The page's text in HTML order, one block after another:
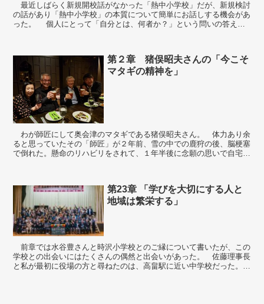
最近しばらく新規開校話がなかった「熱中小学校」だが、新規検討
の話があり「熱中小学校」の本質について簡単にお話しする機会があ
った。 個人にとって「自分とは、何者か？」という問いの答えは
第２章 猪俣昭夫さんの「今こそ
マタギの精神を」
わが師匠にして奥会津のマタギである猪俣昭夫さん。 体力あり余
ると思っていたその「師匠」が２年前、雪の中での鹿狩の後、脳梗塞
で倒れた。懸命のリハビリをされて、１年半後に念願の思いで自宅に
第23章 「学びを大切にする人と
地域は繁栄する」
前章では水谷豊さんと時沢小学校とのご縁について書いたが、この
学校との出会いにはたくさんの偶然と出会いがあった。 佐藤理事長
と私が最初に役場の方と尋ねたのは、高畠駅に近い中学校だった。中